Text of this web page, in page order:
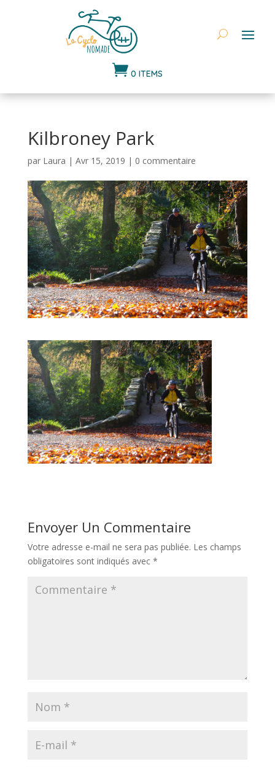
 0 ITEMS
Kilbroney Park
par Laura | Avr 15, 2019 | 0 commentaire
Envoyer Un Commentaire
Votre adresse e-mail ne sera pas publiée. Les champs
obligatoires sont indiqués avec *